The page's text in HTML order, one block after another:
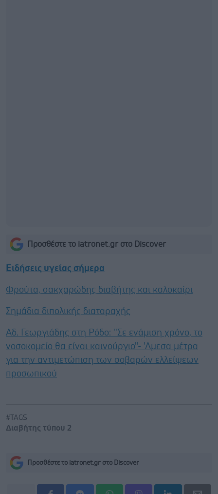
Προσθέστε το iatronet.gr στο Discover
Ειδήσεις υγείας σήμερα
Φρούτα, σακχαρώδης διαβήτης και καλοκαίρι
Σημάδια διπολικής διαταραχής
Αδ. Γεωργιάδης στη Ρόδο: ''Σε ενάμιση χρόνο, το
νοσοκομείο θα είναι καινούργιο''- 'Αμεσα μέτρα
για την αντιμετώπιση των σοβαρών ελλείψεων
προσωπικού
#TAGS
Διαβήτης τύπου 2
Προσθέστε το iatronet.gr στο Discover